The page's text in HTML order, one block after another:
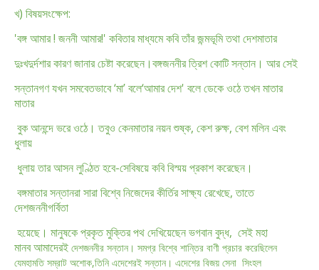
খ) বিষয়সংক্ষেপ:
'বঙ্গ আমার ! জননী আমার!' কবিতার মাধ্যমে কবি তাঁর জন্মভূমি তথা দেশমাতার
দুঃখদুর্দশার কারণ জানার চেষ্টা করেছেন।বঙ্গজননীর ত্রিশ কোটি সন্তান। আর সেই
সন্তানগণ যখন সমবেতভাবে ‘মা’ বলে‘আমার দেশ' বলে ডেকে ওঠে তখন মাতার
মাতার
বুক আনন্দে ভরে ওঠে। তবুও কেনমাতার নয়ন শুষ্ক, কেশ রুক্ষ, বেশ মলিন এবং
ধুলায়
ধুলায় তার আসন লুণ্ঠিত হবে-সেবিষয়ে কবি বিস্ময় প্রকাশ করেছেন।
বঙ্গমাতার সন্তানরা সারা বিশ্বে নিজেদের কীর্তির সাক্ষ্য রেখেছে, তাতে
দেশজননীগর্বিতা
হয়েছে। মানুষকে প্রকৃত মুক্তির পথ দেখিয়েছেন ভগবান বুদ্ধ, সেই মহা
মানবআমাদেরই দেশজননীর সন্তান। সমগ্র বিশ্বে শান্তির বাণী প্রচার করেছিলেন
যেমহামতি সম্রাট অশোক,তিনি এদেশেরই সন্তান। এদেশের বিজয় সেনা সিংহল